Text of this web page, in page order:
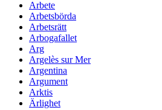
Arbete
Arbetsbörda
Arbetsrätt
Arbogafallet
Arg
Argelès sur Mer
Argentina
Argument
Arktis
Ärlighet